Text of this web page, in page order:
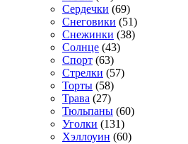
Сердечки (69)
Снеговики (51)
Снежинки (38)
Солнце (43)
Спорт (63)
Стрелки (57)
Торты (58)
Трава (27)
Тюльпаны (60)
Уголки (131)
Хэллоуин (60)